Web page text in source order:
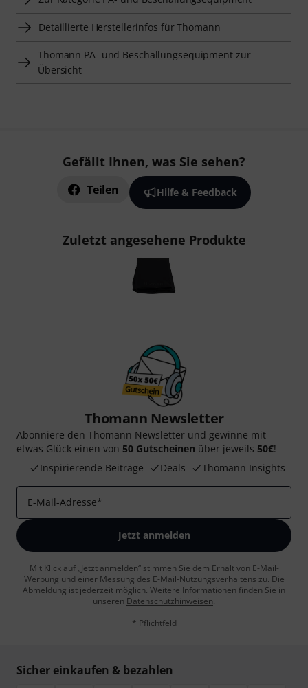
Detaillierte Herstellerinfos für Thomann
Thomann PA- und Beschallungsequipment zur
Übersicht
Gefällt Ihnen, was Sie sehen?
Teilen Hilfe & Feedback
Zuletzt angesehene Produkte
Thomann Newsletter
Abonniere den Thomann Newsletter und gewinne mit
etwas Glück einen von 50 Gutscheinen über jeweils 50€!
Inspirierende Beiträge
Deals Thomann Insights
E-Mail-Adresse*
Jetzt anmelden
Mit Klick auf „Jetzt anmelden“ stimmen Sie dem Erhalt von E-Mail-
Werbung und einer Messung des E-Mail-Nutzungsverhaltens zu. Die
Abmeldung ist jederzeit möglich. Weitere Informationen finden Sie in
unseren Datenschutzhinweisen.
* Pflichtfeld
Sicher einkaufen & bezahlen